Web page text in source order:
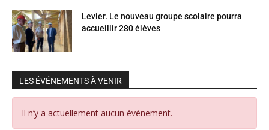
Levier. Le nouveau groupe scolaire pourra
accueillir 280 élèves
LES ÉVÉNEMENTS À VENIR
Il n’y a actuellement aucun évènement.